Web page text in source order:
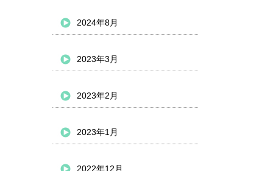
2024年8月
2023年3月
2023年2月
2023年1月
2022年12月